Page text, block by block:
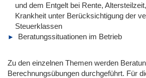
und dem Entgelt bei Rente,
Krankheit unter Berücksichtigung der
Steuerklassen
Beratungssituationen im Betrieb
Zu den einzelnen Themen werden
Berechnungsübungen durchgeführt. Für